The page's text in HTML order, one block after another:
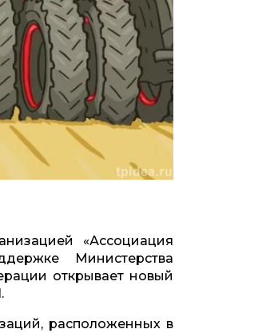
«Ассоциация
Министерства
открывает новый
расположенных в